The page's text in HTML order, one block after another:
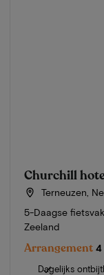
Churchill
Terneuzen,
5-Daagse
Zeeland
Arrangement 4
Dagelijks